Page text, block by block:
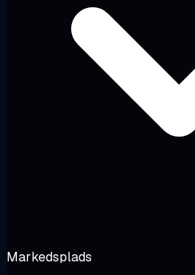
Markedsplads